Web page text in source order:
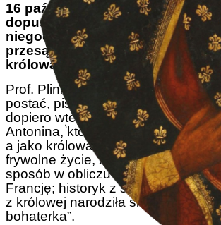
16 października 1793 r.
dopuściła się być może swego
niegodziwego czynu: po
przesądzonym procesie
królową Francji, Marię Antoninę.
Prof. Plinio Corrêa de Oliveira,
postać, pisał: „Są dusze, które
dopiero wtedy, gdy dotknie je
Antonina, która jako księżniczka
a jako królowa prowadziła
frywolne życie, zmieniła się w
sposób w obliczu wiru krwi i nędzy,
Francję; historyk z szacunkiem
z królowej narodziła się
bohaterka”.